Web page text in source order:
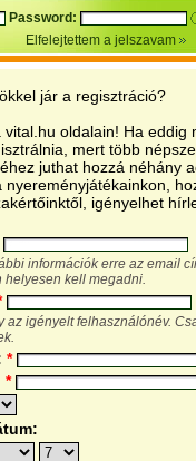
Password:
Elfelejtettem a jelszavam
jár a regisztráció?
vital.hu oldalain! Ha eddig
mert több
juthat hozzá néhány
nyereményjátékainkon,
igényelhet
információk erre az email
helyesen kell megadni.
az igényelt felhasználónév.
*
*